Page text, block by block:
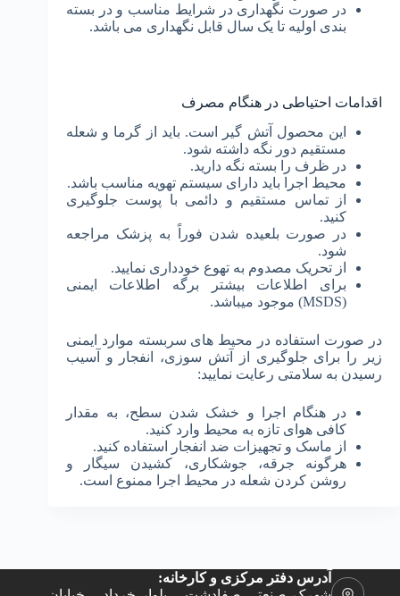
در صورت نگهداری در شرایط مناسب و در بسته
­بندی اولیه تا یک سال قابل نگهداری می باشد.
اقدامات احتیاطی در هنگام مصرف
این محصول آتش گیر است. باید از گرما و شعله
مستقیم دور نگه داشته شود.
در ظرف را بسته نگه دارید.
محیط اجرا باید دارای سیستم تهویه مناسب باشد.
از تماس مستقیم و دائمی با پوست جلوگیری
کنید.
در صورت بلعیده شدن فوراً به پزشک مراجعه
شود.
از تحریک مصدوم به تهوع خودداری نمایید.
برای اطلاعات بیشتر برگه اطلاعات ایمنی
(MSDS) موجود می­باشد.
در صورت استفاده در محیط های سربسته موارد ایمنی
زیر را برای جلوگیری از آتش سوزی، انفجار و آسیب
رسیدن به سلامتی رعایت نمایید:
در هنگام اجرا و خشک شدن سطح، به مقدار
کافی هوای تازه به محیط وارد کنید.
از ماسک و تجهیزات ضد انفجار استفاده کنید.
هرگونه جرقه، جوشکاری، کشیدن سیگار و
روشن کردن شعله در محیط اجرا ممنوع است.
آدرس دفتر مرکزی و کارخانه: